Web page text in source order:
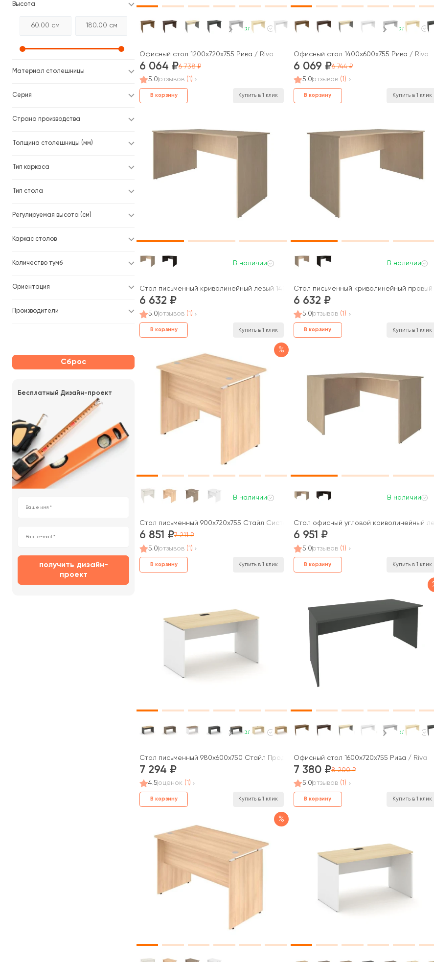
Высота
Материал столешницы
Серия
Страна производства
Толщина столешницы (мм)
Тип каркаса
Тип стола
Регулируемая высота (см)
Каркас столов
Количество тумб
Ориентация
Производители
Сброс
Бесплатный Дизайн-проект
получить дизайн-
проект
В наличии
Офисный стол 1200x720x755 Рива / Riva
6 064
6 738
5.0отзывов (1)
В корзину Купить в 1 клик
В наличии
Офисный стол 1400x600x755 Рива / Riva
6 069
6 744
5.0отзывов (1)
В корзину Купить в 1 клик
В наличии
Стол письменный криволинейный левый 1400x900x750 Нова С / Nova S
6 632
5.0 отзывов (1)
В корзину Купить в 1 клик
В наличии
Стол письменный криволинейный
6 632
5.0отзывов (1)
В корзину Купить в 1 клик
%
В наличии
Стол письменный 900x720x755 Стайл Систем / Style System
6 851
7 211
5.0отзывов (1)
В корзину Купить в 1 клик
В наличии
Стол офисный угловой криволинейный
6 951
5.0отзывов (1)
В корзину Купить в 1 клик
В наличии
Стол письменный 980x600x750 Стайл Проджект / Style Project
7 294
4.5 оценок (1)
В корзину Купить в 1 клик
В наличии
Офисный стол 1600x720x755 Рива / Riva
7 380
8 200
5.0отзывов (1)
В корзину Купить в 1 клик
%